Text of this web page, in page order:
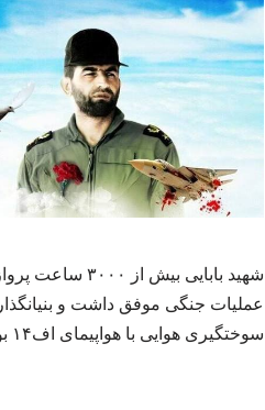
عملیات جنگی موفق داشت و بنیانگذار
سوختگیری هوایی با هواپیمای اف۱۴ بود./تسنیم